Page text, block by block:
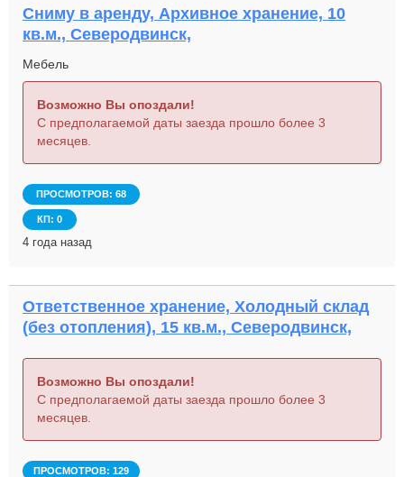
Сниму в аренду, Архивное хранение, 10
кв.м., Северодвинск,
Мебель
Возможно Вы опоздали!
С предполагаемой даты заезда прошло более 3
месяцев.
ПРОСМОТРОВ: 68
КП: 0
4 года назад
Ответственное хранение, Холодный склад
(без отопления), 15 кв.м., Северодвинск,
Возможно Вы опоздали!
С предполагаемой даты заезда прошло более 3
месяцев.
ПРОСМОТРОВ: 129